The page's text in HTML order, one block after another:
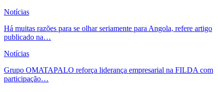
Notícias
Há muitas razões para se olhar seriamente para Angola, refere artigo
publicado na…
Notícias
Grupo OMATAPALO reforça liderança empresarial na FILDA com
participação…